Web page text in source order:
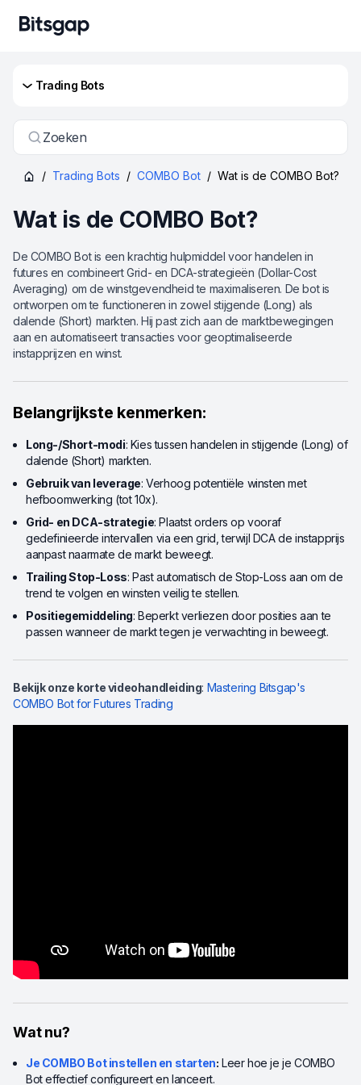
Trading Bots
Zoeken
/ Trading Bots / COMBO Bot / Wat is de COMBO Bot?
Wat is de COMBO Bot?
De COMBO Bot is een krachtig hulpmiddel voor handelen in
futures en combineert Grid- en DCA-strategieën (Dollar-Cost
Averaging) om de winstgevendheid te maximaliseren. De bot is
ontworpen om te functioneren in zowel stijgende (Long) als
dalende (Short) markten. Hij past zich aan de marktbewegingen
aan en automatiseert transacties voor geoptimaliseerde
instapprijzen en winst.
Belangrijkste kenmerken:
Long-/Short-modi: Kies tussen handelen in stijgende (Long) of
dalende (Short) markten.
Gebruik van leverage: Verhoog potentiële winsten met
hefboomwerking (tot 10x).
Grid- en DCA-strategie: Plaatst orders op vooraf
gedefinieerde intervallen via een grid, terwijl DCA de instapprijs
aanpast naarmate de markt beweegt.
Trailing Stop-Loss: Past automatisch de Stop-Loss aan om de
trend te volgen en winsten veilig te stellen.
Positiegemiddeling: Beperkt verliezen door posities aan te
passen wanneer de markt tegen je verwachting in beweegt.
Bekijk onze korte videohandleiding: Mastering Bitsgap's
COMBO Bot for Futures Trading
Wat nu?
Je COMBO Bot instellen en starten: Leer hoe je je COMBO
Bot effectief configureert en lanceert.